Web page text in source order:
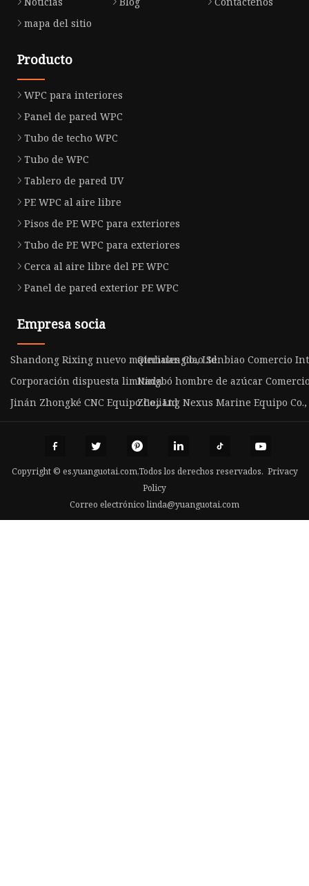
mapa del sitio
Producto
WPC para interiores
Panel de pared WPC
Tubo de techo WPC
Tubo de WPC
Tablero de pared UV
PE WPC al aire libre
Pisos de PE WPC para exteriores
Tubo de PE WPC para exteriores
Cerca al aire libre del PE WPC
Panel de pared exterior PE WPC
Empresa socia
Shandong Rixing nuevo materiales Co., Ltd
Qinhuangdao Senbiao Comercio
Corporación dispuesta limitadaNingbó hombre de azúcar
Jinán Zhongké CNC Equipo Co., LtdZhejiang Nexus Marine Equipo
Copyright © es.yuanguotai.com,Todos los derechos reservados. Privacy
Policy
Correo electrónicolinda@yuanguotai.com